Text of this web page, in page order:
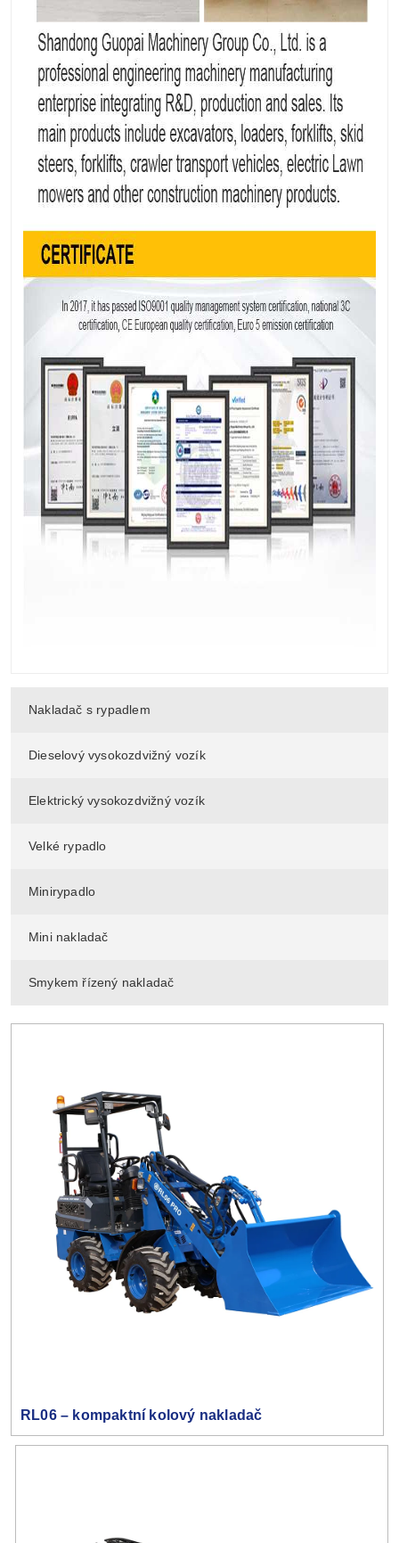
Nakladač s rypadlem
Dieselový vysokozdvižný vozík
Elektrický vysokozdvižný vozík
Velké rypadlo
Minirypadlo
Mini nakladač
Smykem řízený nakladač
RL06 – kompaktní kolový nakladač